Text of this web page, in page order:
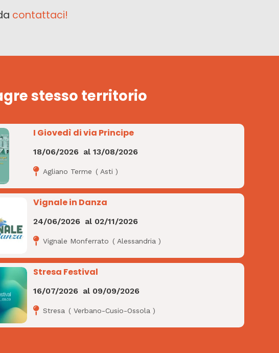
contattaci!
stesso territorio
I Giovedì di via Principe
18/06/2026 al13/08/2026
Agliano Terme (Asti )
Vignale in Danza
24/06/2026 al 02/11/2026
Vignale Monferrato (Alessandria )
Stresa Festival
16/07/2026 al 09/09/2026
Stresa (Verbano-Cusio-Ossola )